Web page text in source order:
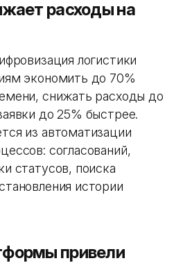
расходы на
логистики
экономить до 70%
снижать расходы до
до 25% быстрее.
из автоматизации
согласований,
статусов, поиска
истории
привели